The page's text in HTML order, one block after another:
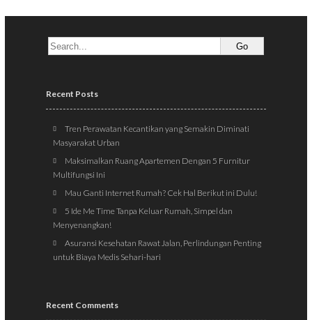
Recent Posts
Tren Perawatan Kecantikan yang Semakin Diminati
Masyarakat Urban
Maksimalkan Ruang Apartemen Dengan 5 Furnitur
Multifungsi Ini
Mau Ganti Internet Rumah? Cek Hal Berikut ini Dulu!
5 Ide Me Time Tanpa Keluar Rumah, Simpel dan
Menyenangkan!
Asuransi Kesehatan Rawat Jalan, Perlindungan Penting
untuk Biaya Medis Sehari-hari
Recent Comments